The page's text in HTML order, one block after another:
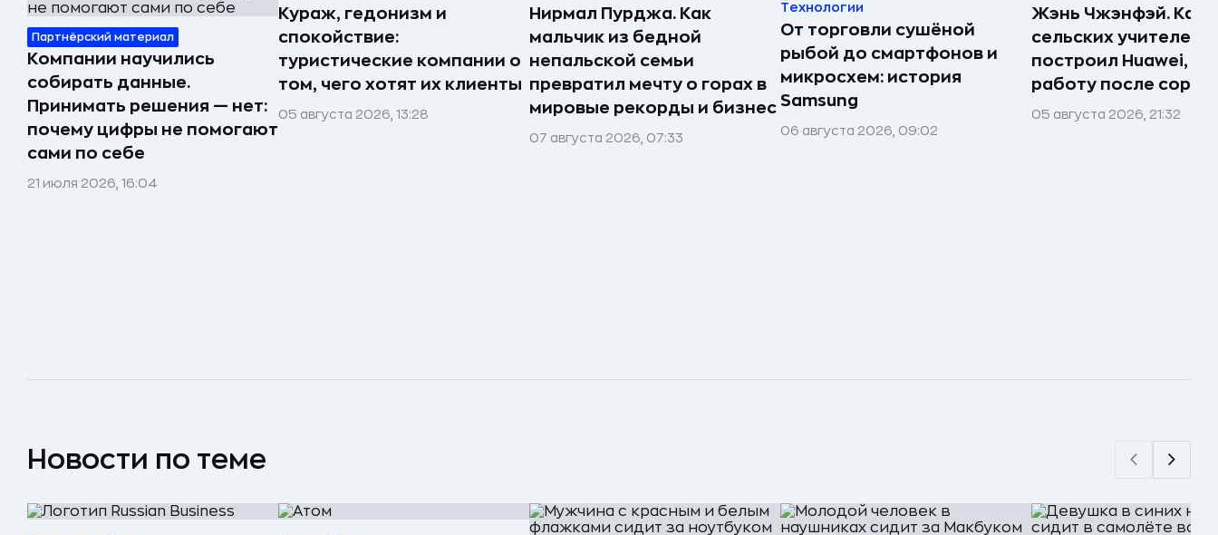
Партнёрский материал
Компании научились
собирать данные.
Принимать решения — нет:
почему цифры не помогают
сами по себе
21 июля 2026, 16:04
Кураж, гедонизм и
спокойствие:
туристические компании о
том, чего хотят их клиенты
05 августа 2026, 13:28
Нирмал Пурджа. Как
мальчик из бедной
непальской семьи
превратил мечту о горах в
мировые рекорды и бизнес
07 августа 2026, 07:33
Технологии
От торговли сушёной
рыбой до смартфонов и
микросхем: история
Samsung
06 августа 2026, 09:02
Жэнь Чжэнфэй. Как
сельских учителей
построил Huawei,
работу после
05 августа 2026, 21:32
Новости по теме